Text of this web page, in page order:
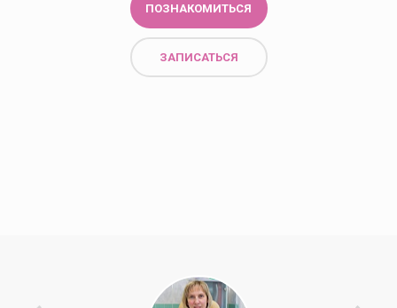
ПОЗНАКОМИТЬСЯ
ЗАПИСАТЬСЯ